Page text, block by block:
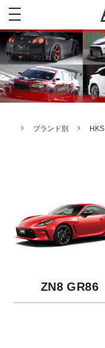
toggle
ブランド別 HKS
ZN8 GR86